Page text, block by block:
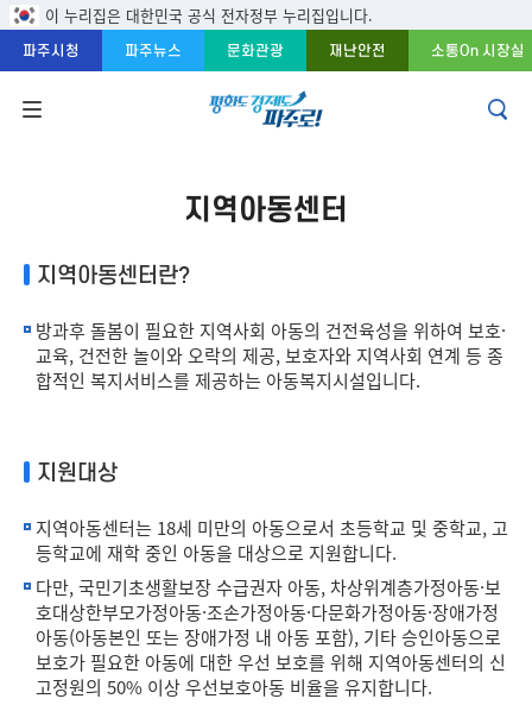
본문 바로가기
주메뉴 바로가기
푸터 바로가기
이 누리집은 대한민국 공식 전자정부 누리집입니다.
파주시청 파주뉴스 문화관광 재난안전 소통On 시장실
지역아동센터
지역아동센터란?
방과후 돌봄이 필요한 지역사회 아동의 건전육성을 위하여 보호·
교육, 건전한 놀이와 오락의 제공, 보호자와 지역사회 연계 등 종
합적인 복지서비스를 제공하는 아동복지시설입니다.
지원대상
지역아동센터는 18세 미만의 아동으로서 초등학교 및 중학교, 고
등학교에 재학 중인 아동을 대상으로 지원합니다.
다만, 국민기초생활보장 수급권자 아동, 차상위계층가정아동·보
호대상한부모가정아동·조손가정아동·다문화가정아동·장애가정
아동(아동본인 또는 장애가정 내 아동 포함), 기타 승인아동으로
보호가 필요한 아동에 대한 우선 보호를 위해 지역아동센터의 신
고정원의 50% 이상 우선보호아동 비율을 유지합니다.